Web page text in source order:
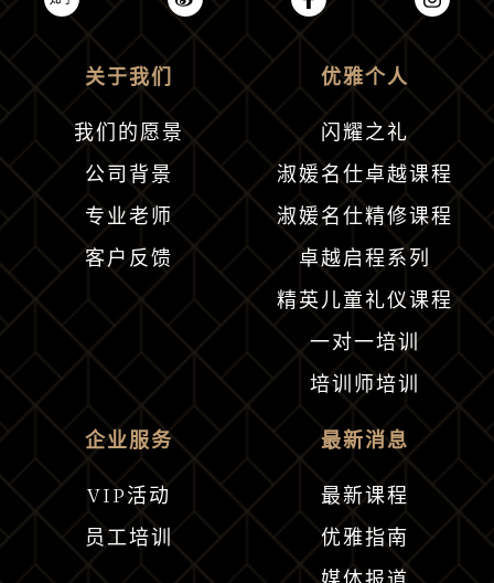
关于我们
我们的愿景
公司背景
专业老师
客户反馈
优雅个人
闪耀之礼
淑媛名仕卓越课程
淑媛名仕精修课程
卓越启程系列
精英儿童礼仪课程
一对一培训
培训师培训
企业服务
VIP活动
员工培训
最新消息
最新课程
优雅指南